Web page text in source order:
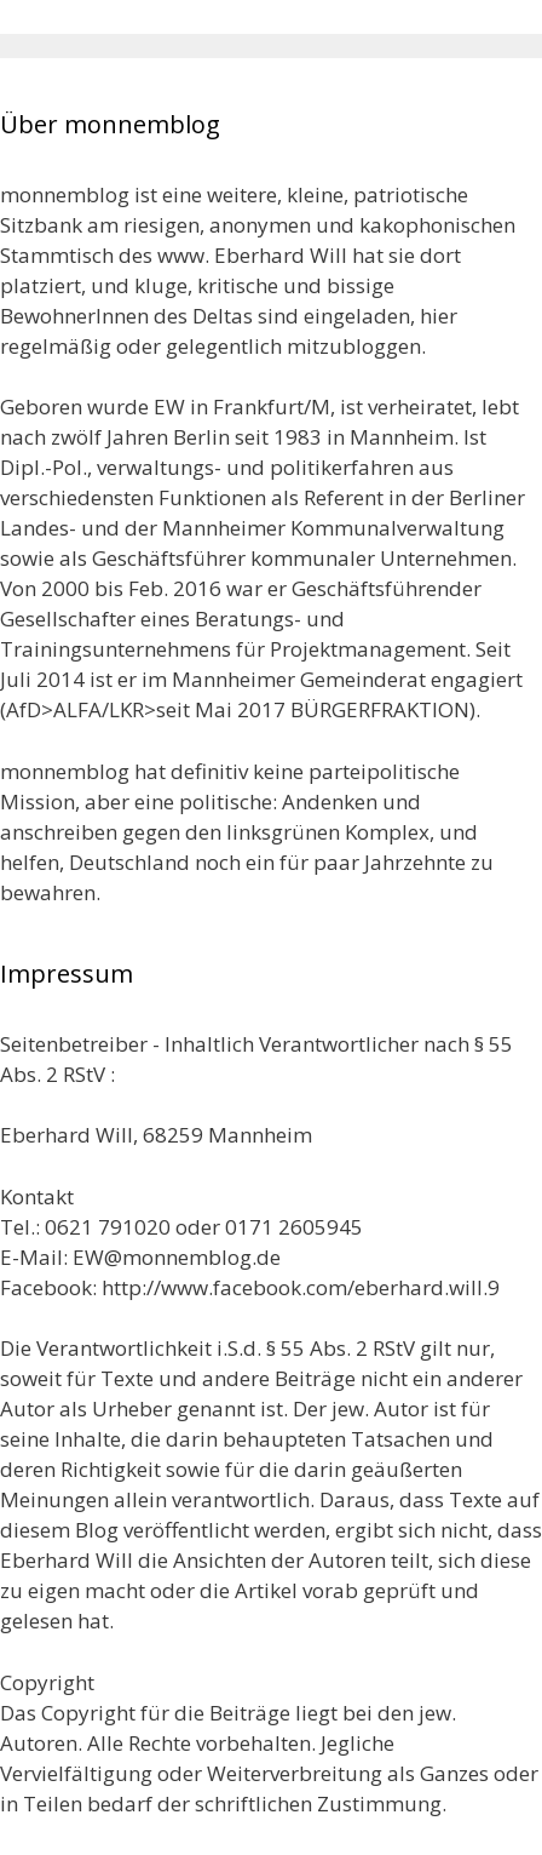
Über monnemblog
monnemblog ist eine weitere, kleine, patriotische
Sitzbank am riesigen, anonymen und kakophonischen
Stammtisch des www. Eberhard Will hat sie dort
platziert, und kluge, kritische und bissige
BewohnerInnen des Deltas sind eingeladen, hier
regelmäßig oder gelegentlich mitzubloggen.
Geboren wurde EW in Frankfurt/M, ist verheiratet, lebt
nach zwölf Jahren Berlin seit 1983 in Mannheim. Ist
Dipl.-Pol., verwaltungs- und politikerfahren aus
verschiedensten Funktionen als Referent in der Berliner
Landes- und der Mannheimer Kommunalverwaltung
sowie als Geschäftsführer kommunaler Unternehmen.
Von 2000 bis Feb. 2016 war er Geschäftsführender
Gesellschafter eines Beratungs- und
Trainingsunternehmens für Projektmanagement. Seit
Juli 2014 ist er im Mannheimer Gemeinderat engagiert
(AfD>ALFA/LKR>seit Mai 2017 BÜRGERFRAKTION).
monnemblog hat definitiv keine parteipolitische
Mission, aber eine politische: Andenken und
anschreiben gegen den linksgrünen Komplex, und
helfen, Deutschland noch ein für paar Jahrzehnte zu
bewahren.
Impressum
Seitenbetreiber - Inhaltlich Verantwortlicher nach § 55
Abs. 2 RStV :
Eberhard Will, 68259 Mannheim
Kontakt
Tel.: 0621 791020 oder 0171 2605945
E-Mail: EW@monnemblog.de
Facebook: http://www.facebook.com/eberhard.will.9
Die Verantwortlichkeit i.S.d. § 55 Abs. 2 RStV gilt nur,
soweit für Texte und andere Beiträge nicht ein anderer
Autor als Urheber genannt ist. Der jew. Autor ist für
seine Inhalte, die darin behaupteten Tatsachen und
deren Richtigkeit sowie für die darin geäußerten
Meinungen allein verantwortlich. Daraus, dass Texte auf
diesem Blog veröffentlicht werden, ergibt sich nicht, dass
Eberhard Will die Ansichten der Autoren teilt, sich diese
zu eigen macht oder die Artikel vorab geprüft und
gelesen hat.
Copyright
Das Copyright für die Beiträge liegt bei den jew.
Autoren. Alle Rechte vorbehalten. Jegliche
Vervielfältigung oder Weiterverbreitung als Ganzes oder
in Teilen bedarf der schriftlichen Zustimmung.